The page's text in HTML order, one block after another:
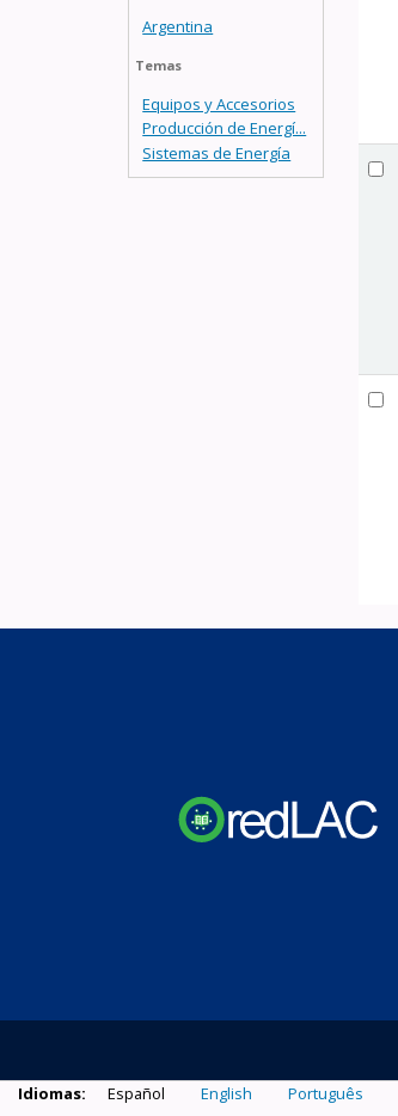
Argentina
Temas
Equipos y Accesorios
Producción de Energí...
Sistemas de Energía
Idiomas: Español English Português